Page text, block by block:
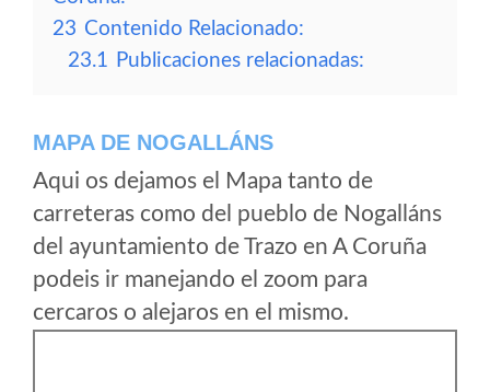
23 Contenido Relacionado:
23.1 Publicaciones relacionadas:
MAPA DE NOGALLÁNS
Aqui os dejamos el Mapa tanto de
carreteras como del pueblo de Nogalláns
del ayuntamiento de Trazo en A Coruña
podeis ir manejando el zoom para
cercaros o alejaros en el mismo.